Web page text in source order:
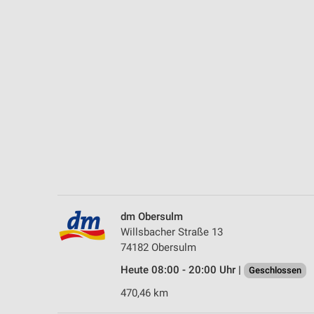
dm Obersulm
Willsbacher Straße 13
74182 Obersulm
Heute 08:00 - 20:00 Uhr |
Geschlossen
470,46 km
Notwendig